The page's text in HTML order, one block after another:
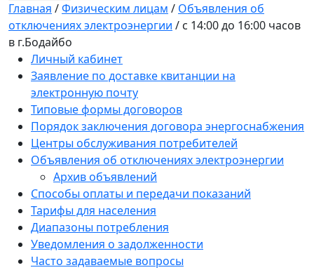
Главная /Физическим лицам / Объявления об
отключениях электроэнергии / с 14:00 до 16:00 часов
в г.Бодайбо
Личный кабинет
Заявление по доставке квитанции на
электронную почту
Типовые формы договоров
Порядок заключения договора энергоснабжения
Центры обслуживания потребителей
Объявления об отключениях электроэнергии
Архив объявлений
Способы оплаты и передачи показаний
Тарифы для населения
Диапазоны потребления
Уведомления о задолженности
Часто задаваемые вопросы